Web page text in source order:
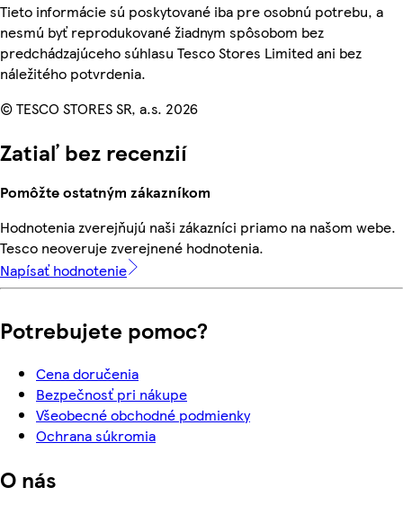
Tieto informácie sú poskytované iba pre osobnú potrebu, a
nesmú byť reprodukované žiadnym spôsobom bez
predchádzajúceho súhlasu Tesco Stores Limited ani bez
náležitého potvrdenia.
© TESCO STORES SR, a.s. 2026
Zatiaľ bez recenzií
Pomôžte ostatným zákazníkom
Hodnotenia zverejňujú naši zákazníci priamo na našom webe.
Tesco neoveruje zverejnené hodnotenia.
Napísať hodnotenie
Potrebujete pomoc?
Cena doručenia
Bezpečnosť pri nákupe
Všeobecné obchodné podmienky
Ochrana súkromia
O nás